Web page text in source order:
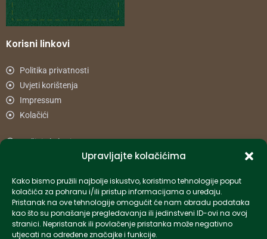
Upravljajte kolačićima
Kako bismo pružili najbolje iskustvo, koristimo tehnologije poput
kolačića za pohranu i/ili pristup informacijama o uređaju.
Pristanak na ove tehnologije omogućit će nam obradu podataka
kao što su ponašanje pregledavanja ili jedinstveni ID-ovi na ovoj
stranici. Nepristanak ili povlačenje pristanka može negativno
utjecati na određene značajke i funkcije.
Korisni linkovi
Politika privatnosti
Uvjeti korištenja
Impressum
Kolačići
Načini plaćanja
Informacije
info-hr@kettner.com